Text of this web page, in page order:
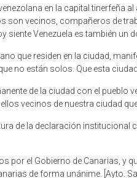
en la capital tinerfeña
son vecinos, compañeros de
siente Venezuela es también
que residen en la ciudad,
no están solos. Que esta
de la ciudad con el
vecinos de nuestra ciudad
de la declaración institucional
por el Gobierno de Canarias, y
de forma unánime. [Ayto.